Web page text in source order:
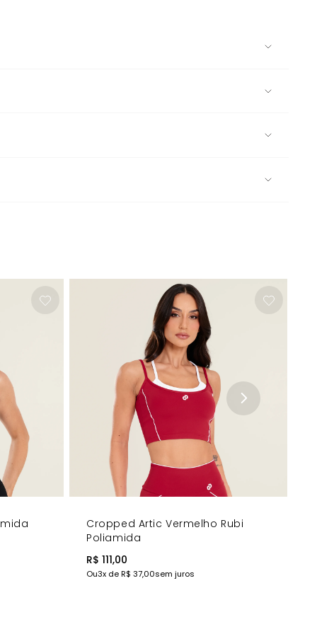
Cropped Artic Vermelho Rubi
Poliamida
R$ 111,00
Ou3x deR$ 37,00sem juros